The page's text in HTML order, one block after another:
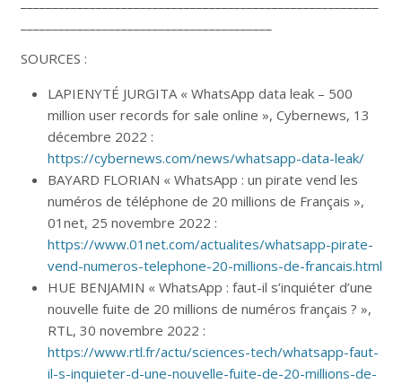
SOURCES :
LAPIENYTÉ JURGITA « WhatsApp data leak – 500
million user records for sale online », Cybernews, 13
décembre 2022 :
https://cybernews.com/news/whatsapp-data-leak/
BAYARD FLORIAN « WhatsApp : un pirate vend les
numéros de téléphone de 20 millions de Français »,
01net, 25 novembre 2022 :
https://www.01net.com/actualites/whatsapp-pirate-
vend-numeros-telephone-20-millions-de-francais.html
HUE BENJAMIN « WhatsApp : faut-il s’inquiéter d’une
nouvelle fuite de 20 millions de numéros français ? »,
RTL, 30 novembre 2022 :
https://www.rtl.fr/actu/sciences-tech/whatsapp-faut-
il-s-inquieter-d-une-nouvelle-fuite-de-20-millions-de-